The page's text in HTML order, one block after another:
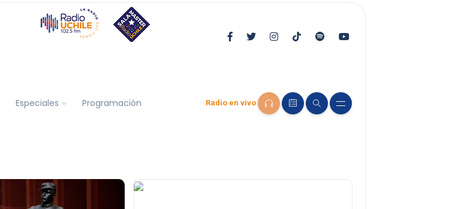
Especiales Programación Radio en vivo